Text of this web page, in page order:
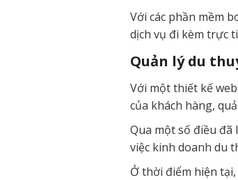
Với các phần mềm
dịch vụ đi kèm trực
Quản lý du
Với một thiết kế
của khách hàng,
Qua một số điều đã
việc kinh doanh du
Ở thời điểm hiện